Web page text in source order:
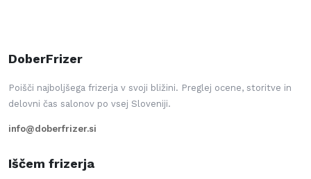
DoberFrizer
Poišči najboljšega frizerja v svoji bližini. Preglej ocene, storitve in
delovni čas salonov po vsej Sloveniji.
info@doberfrizer.si
Iščem frizerja